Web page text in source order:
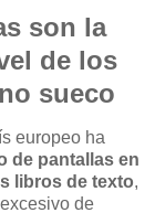
son la
de los
sueco
europeo ha
de pantallas en
libros de texto,
de